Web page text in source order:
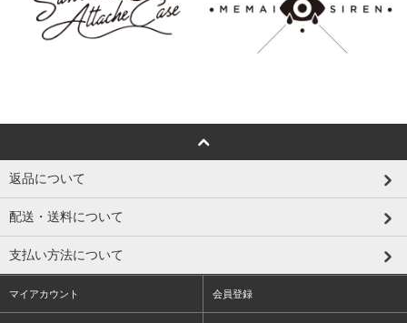
返品について
配送・送料について
支払い方法について
マイアカウント 会員登録